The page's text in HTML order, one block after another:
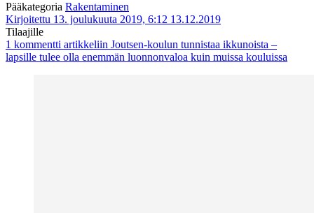
Pääkategoria Rakentaminen
Kirjoitettu 13. joulukuuta 2019, 6:12 13.12.2019
Tilaajille
1 kommentti artikkeliin Joutsen-koulun tunnistaa ikkunoista –
lapsille tulee olla enemmän luonnonvaloa kuin muissa kouluissa